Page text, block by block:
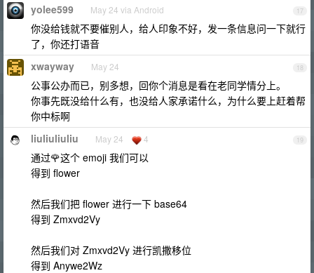
17
yolee599 May 24 via Android
你没给钱就不要催别人，给人印象不好，发一条信息问一下就行
了，你还打语音
18
xwayway May 24
公事公办而已，别多想，回你个消息是看在老同学情分上。
你事先既没给什么有，也没给人家承诺什么，为什么要上赶着帮
你中标啊
19
liuliuliuliu May 24 4
通过🌹这个 emoji 我们可以
得到 flower
然后我们把 flower 进行一下 base64
得到 Zmxvd2Vy
然后我们对 Zmxvd2Vy 进行凯撒移位
得到 Anywe2Wz